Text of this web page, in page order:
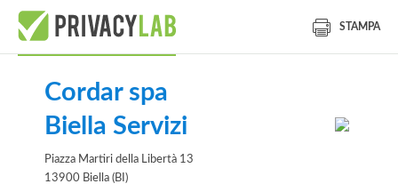
STAMPA
Cordar spa
Biella Servizi
Piazza Martiri della Libertà 13
13900 Biella (BI)